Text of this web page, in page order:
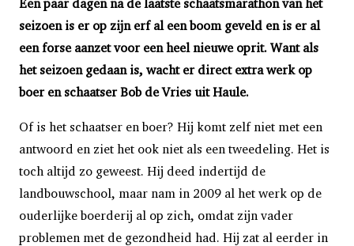
Een paar dagen na de laatste schaatsmarathon van het
seizoen is er op zijn erf al een boom geveld en is er al
een forse aanzet voor een heel nieuwe oprit. Want als
het seizoen gedaan is, wacht er direct extra werk op
boer en schaatser Bob de Vries uit Haule.
Of is het schaatser en boer? Hij komt zelf niet met een
antwoord en ziet het ook niet als een tweedeling. Het is
toch altijd zo geweest. Hij deed indertijd de
landbouwschool, maar nam in 2009 al het werk op de
ouderlijke boerderij al op zich, omdat zijn vader
problemen met de gezondheid had. Hij zat al eerder in